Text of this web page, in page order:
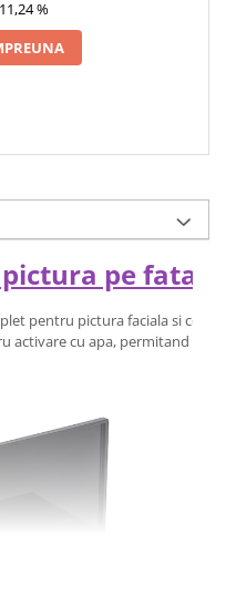
%
pe fata
pentru pictura faciala si
activare cu apa, permitand